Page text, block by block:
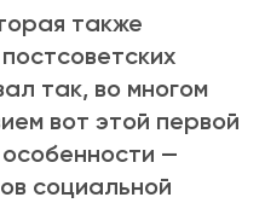
также
так, во многом
вот этой первой
—
социальной